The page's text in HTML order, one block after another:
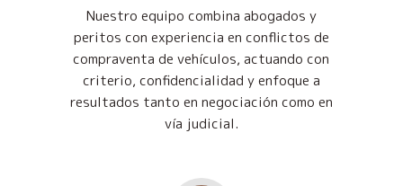
Nuestro equipo combina abogados y
peritos con experiencia en conflictos de
compraventa de vehículos, actuando con
criterio, confidencialidad y enfoque a
resultados tanto en negociación como en
vía judicial.